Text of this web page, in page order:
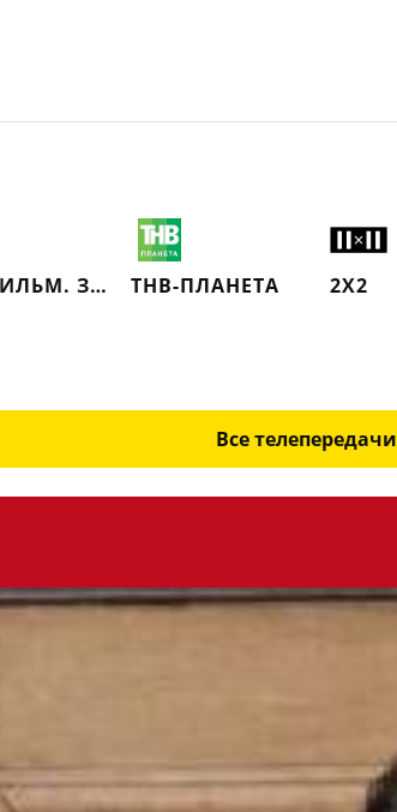
МОСФИЛЬМ. ЗОЛОТАЯ КОЛЛЕКЦИЯ ТНВ-ПЛАНЕТА 2X2
Все телепередачи